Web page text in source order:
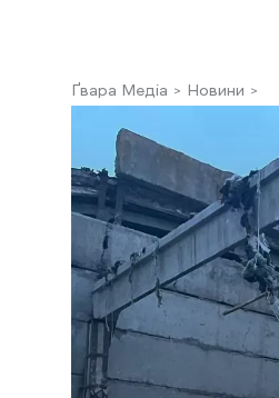
Ґвара Медіа Новини